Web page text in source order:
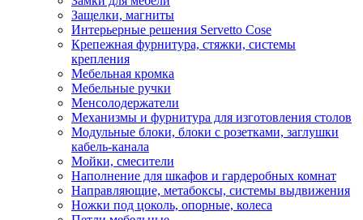
Защелки, магниты
Интерьерные решения Servetto Cose
Крепежная фурнитура, стяжки, системы
крепления
Мебельная кромка
Мебельные ручки
Менсолодержатели
Механизмы и фурнитура для изготовления столов
Модульные блоки, блоки с розетками, заглушки
кабель-канала
Мойки, смесители
Наполнение для шкафов и гардеробных комнат
Направляющие, метабоксы, системы выдвижения
Ножки под цоколь, опорные, колеса